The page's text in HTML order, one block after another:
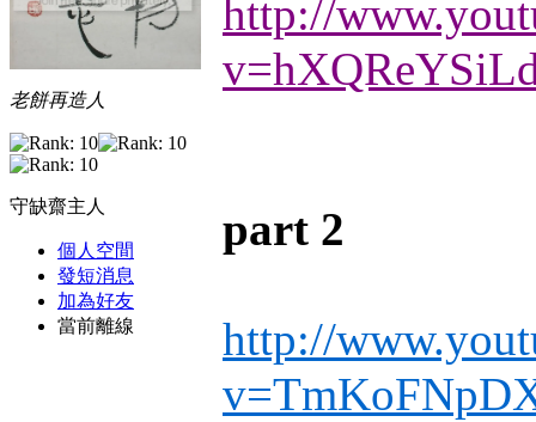
老餅再造人
守缺齋主人
個人空間
發短消息
加為好友
當前離線
http://
part 2
http://